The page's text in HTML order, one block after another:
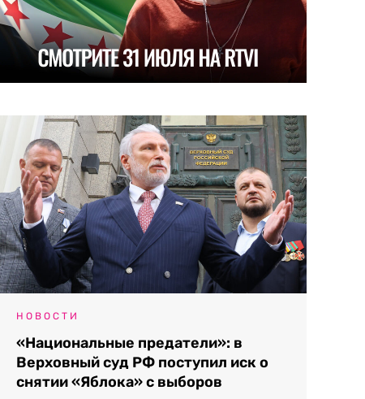
НОВОСТИ
«Национальные предатели»: в
Верховный суд РФ поступил иск о
снятии «Яблока» с выборов